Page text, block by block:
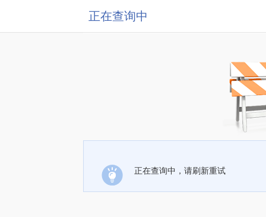
正在查询中
正在查询中，请刷新重试